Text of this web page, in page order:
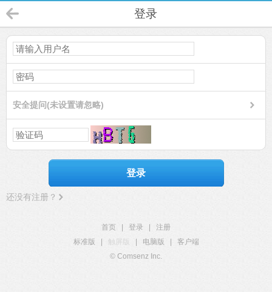
登录
安全提问(未设置请忽略)
登录
还没有注册？
首页 登录
注册
标准版
触屏版 电脑版
客户端
© Comsenz Inc.